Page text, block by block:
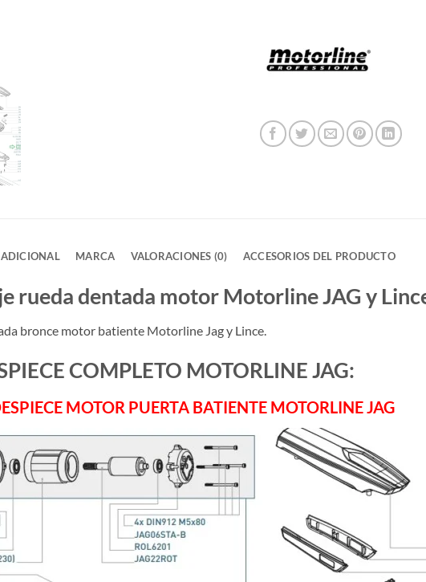
MARCA VALORACIONES (0) ACCESORIOS DEL PRODUCTO
rueda dentada motor Motorline JAG y
bronce motor batiente Motorline Jag y Lince.
COMPLETO MOTORLINE JAG:
MOTOR PUERTA BATIENTE MOTORLINE JAG